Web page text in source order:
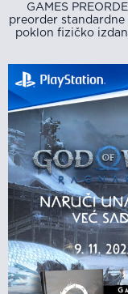
GAMES
preorder standardne
poklon fizičko